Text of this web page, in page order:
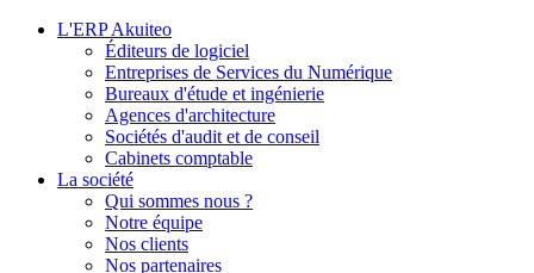
L'ERP Akuiteo
Éditeurs de logiciel
Entreprises de Services du Numérique
Bureaux d'étude et ingénierie
Agences d'architecture
Sociétés d'audit et de conseil
Cabinets comptable
La société
Qui sommes nous ?
Notre équipe
Nos clients
Nos partenaires